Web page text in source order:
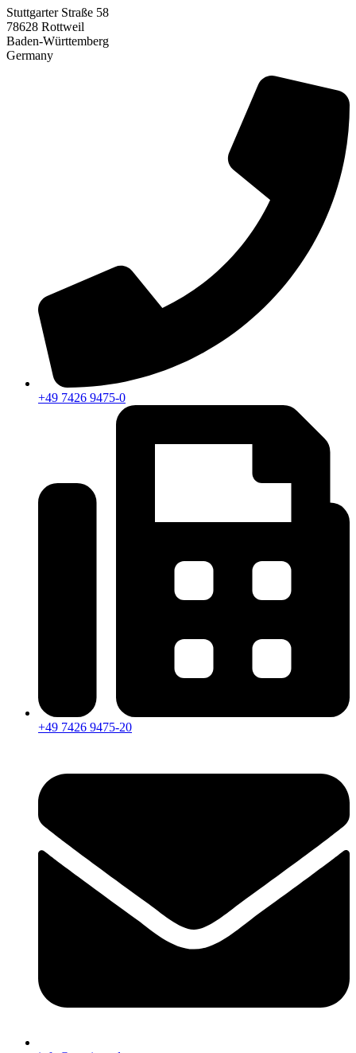
Stuttgarter Straße 58
78628 Rottweil
Baden-Württemberg
Germany
+49 7426 9475-0
+49 7426 9475-20